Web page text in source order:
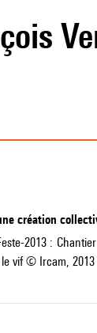
création
2013 :
le vif © Ircam, 2013